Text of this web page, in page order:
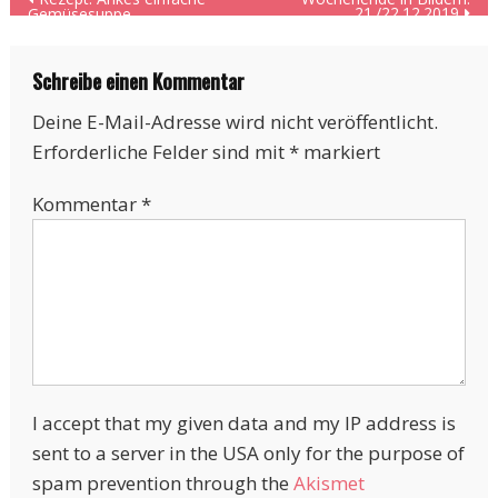
Gemüsesuppe 21./22.12.2019
Schreibe einen Kommentar
Deine E-Mail-Adresse wird nicht veröffentlicht.
Erforderliche Felder sind mit*markiert
Kommentar*
I accept that my given data and my IP address is
sent to a server in the USA only for the purpose of
spam prevention through the Akismet